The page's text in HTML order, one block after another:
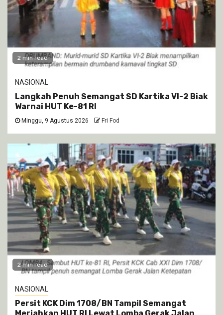
2 min read
NASIONAL
Langkah Penuh Semangat SD Kartika VI-2 Biak
Warnai HUT Ke-81 RI
Minggu, 9 Agustus 2026 Fri Fod
2 min read
NASIONAL
Persit KCK Dim 1708/BN Tampil Semangat